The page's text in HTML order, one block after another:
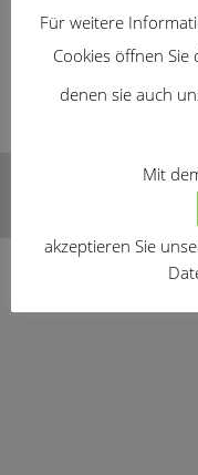
Für weitere
Cookies öffnen Sie
denen sie auch
Mit
akzeptieren Sie